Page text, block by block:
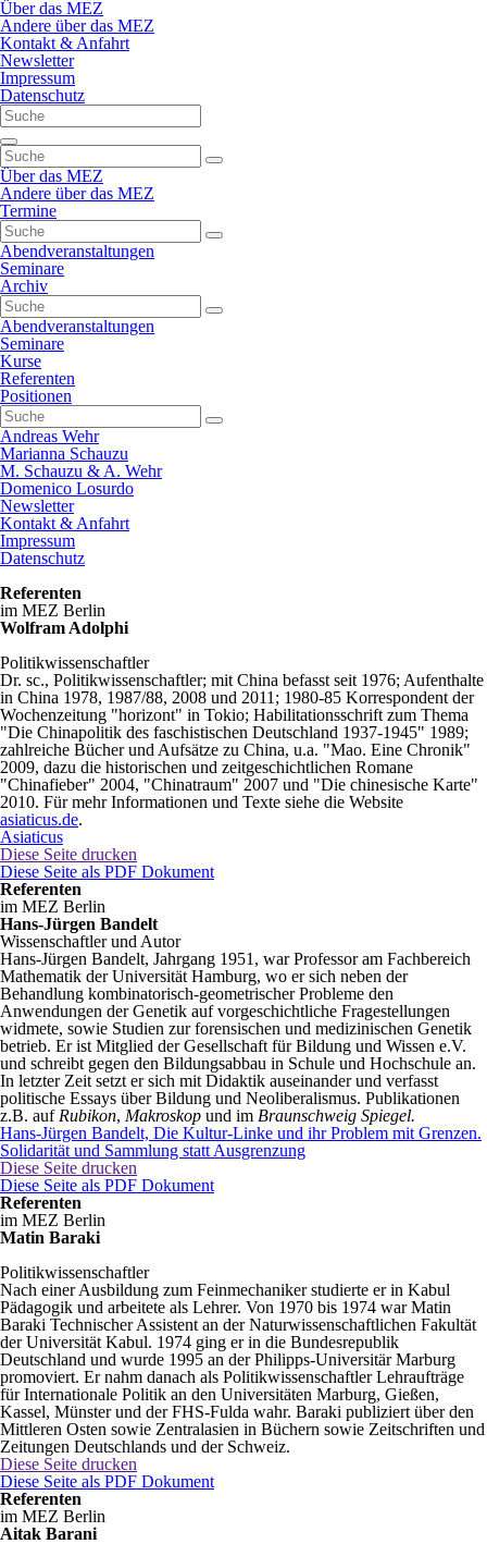
Navigation
überspringen
Über das MEZ
Andere über das MEZ
Kontakt & Anfahrt
Newsletter
Impressum
Datenschutz
Navigation
überspringen
Über das MEZ
Andere über das MEZ
Termine
Abendveranstaltungen
Seminare
Archiv
Abendveranstaltungen
Seminare
Kurse
Referenten
Positionen
Andreas Wehr
Marianna Schauzu
M. Schauzu & A. Wehr
Domenico Losurdo
Newsletter
Kontakt & Anfahrt
Impressum
Datenschutz
Referenten
im MEZ Berlin
Wolfram Adolphi
Politikwissenschaftler
Dr. sc., Politikwissenschaftler; mit China befasst seit 1976; Aufenthalte
in China 1978, 1987/88, 2008 und 2011; 1980-85 Korrespondent der
Wochenzeitung "horizont" in Tokio; Habilitationsschrift zum Thema
"Die Chinapolitik des faschistischen Deutschland 1937-1945" 1989;
zahlreiche Bücher und Aufsätze zu China, u.a. "Mao. Eine Chronik"
2009, dazu die historischen und zeitgeschichtlichen Romane
"Chinafieber" 2004, "Chinatraum" 2007 und "Die chinesische Karte"
2010. Für mehr Informationen und Texte siehe die Website
asiaticus.de.
Asiaticus
Diese Seite drucken
Diese Seite als PDF Dokument
Referenten
im MEZ Berlin
Hans-Jürgen Bandelt
Wissenschaftler und Autor
Hans-Jürgen Bandelt, Jahrgang 1951, war Professor am Fachbereich
Mathematik der Universität Hamburg, wo er sich neben der
Behandlung kombinatorisch-geometrischer Probleme den
Anwendungen der Genetik auf vorgeschichtliche Fragestellungen
widmete, sowie Studien zur forensischen und medizinischen Genetik
betrieb. Er ist Mitglied der Gesellschaft für Bildung und Wissen e.V.
und schreibt gegen den Bildungsabbau in Schule und Hochschule an.
In letzter Zeit setzt er sich mit Didaktik auseinander und verfasst
politische Essays über Bildung und Neoliberalismus. Publikationen
z.B. auf Rubikon, Makroskop und im Braunschweig Spiegel.
Hans-Jürgen Bandelt, Die Kultur-Linke und ihr Problem mit Grenzen.
Solidarität und Sammlung statt Ausgrenzung
Diese Seite drucken
Diese Seite als PDF Dokument
Referenten
im MEZ Berlin
Matin Baraki
Politikwissenschaftler
Nach einer Ausbildung zum Feinmechaniker studierte er in Kabul
Pädagogik und arbeitete als Lehrer. Von 1970 bis 1974 warMatin
Baraki Technischer Assistent an der Naturwissenschaftlichen Fakultät
der Universität Kabul. 1974 ging er in die Bundesrepublik
Deutschland und wurde 1995 an derPhilipps-Universitär Marburg
promoviert. Er nahm danach als Politikwissenschaftler Lehraufträge
für Internationale Politik an den Universitäten Marburg, Gießen,
Kassel, Münster und der FHS-Fulda wahr. Baraki publiziert über den
Mittleren Osten sowie Zentralasien in Büchern sowie Zeitschriften und
Zeitungen Deutschlands und der Schweiz.
Diese Seite drucken
Diese Seite als PDF Dokument
Referenten
im MEZ Berlin
Aitak Barani